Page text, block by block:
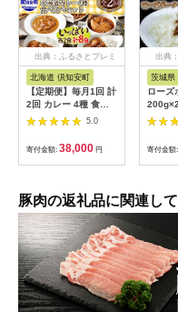
出典：ふるさとプレミ
北海道 倶知安町
【定期便】毎月1回 計
2回 カレー 4種 食べ
比べ 8個 中辛 チキン
レッグ スープカレー
レトルト 業務用 北海
道 倶知安町 【定期
便・チキンカレー・ビ
5.0
寄付金額: 38,000 円
出典
茨城県
ローズ
県共通
産 ) ブ
茨城
レー レ
トパウ
寄付金額:
豚肉の返礼品に関連し